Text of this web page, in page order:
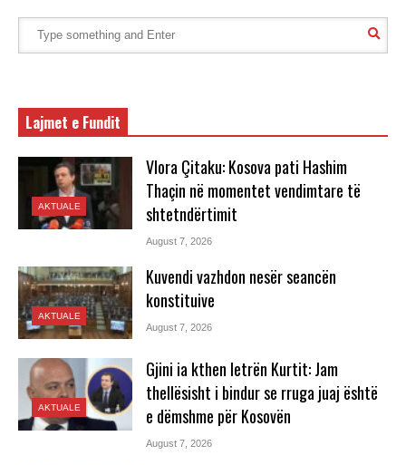
Lajmet e Fundit
AKTUALE
Vlora Çitaku: Kosova pati Hashim
Thaçin në momentet vendimtare të
shtetndërtimit
August 7, 2026
AKTUALE
Kuvendi vazhdon nesër seancën
konstituive
August 7, 2026
AKTUALE
Gjini ia kthen letrën Kurtit: Jam
thellësisht i bindur se rruga juaj është
e dëmshme për Kosovën
August 7, 2026